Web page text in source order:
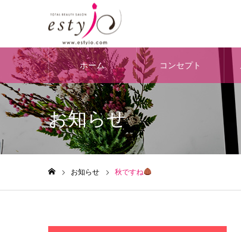
ホーム コンセプト
お知らせ
お知らせ 秋ですね